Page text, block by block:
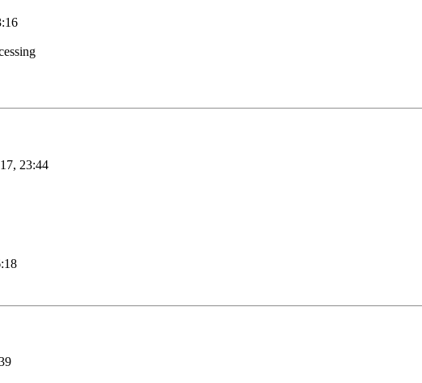
23:44